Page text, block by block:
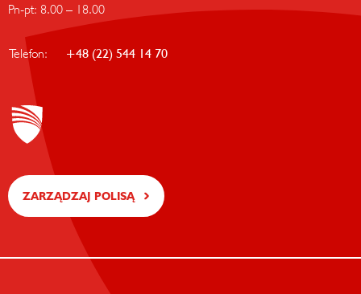
Pn-pt: 8.00 – 18.00
Telefon: +48 (22) 544 14 70
ZARZĄDZAJ POLISĄ